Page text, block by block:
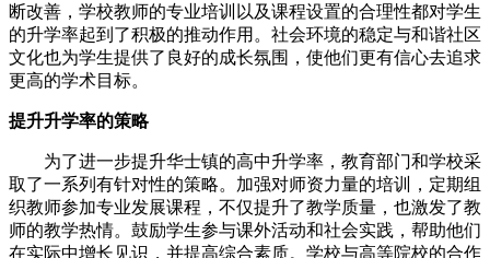
断改善，学校教师的专业培训以及课程设置的合理性都对学生
的升学率起到了积极的推动作用。社会环境的稳定与和谐社区
文化也为学生提供了良好的成长氛围，使他们更有信心去追求
更高的学术目标。
提升升学率的策略
为了进一步提升华士镇的高中升学率，教育部门和学校采
取了一系列有针对性的策略。加强对师资力量的培训，定期组
织教师参加专业发展课程，不仅提升了教学质量，也激发了教
师的教学热情。鼓励学生参与课外活动和社会实践，帮助他们
在实际中增长见识，并提高综合素质。学校与高等院校的合作